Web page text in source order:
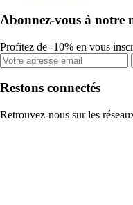
Abonnez-vous à notre
Profitez de -10% en vous
Restons connectés
Retrouvez-nous sur les